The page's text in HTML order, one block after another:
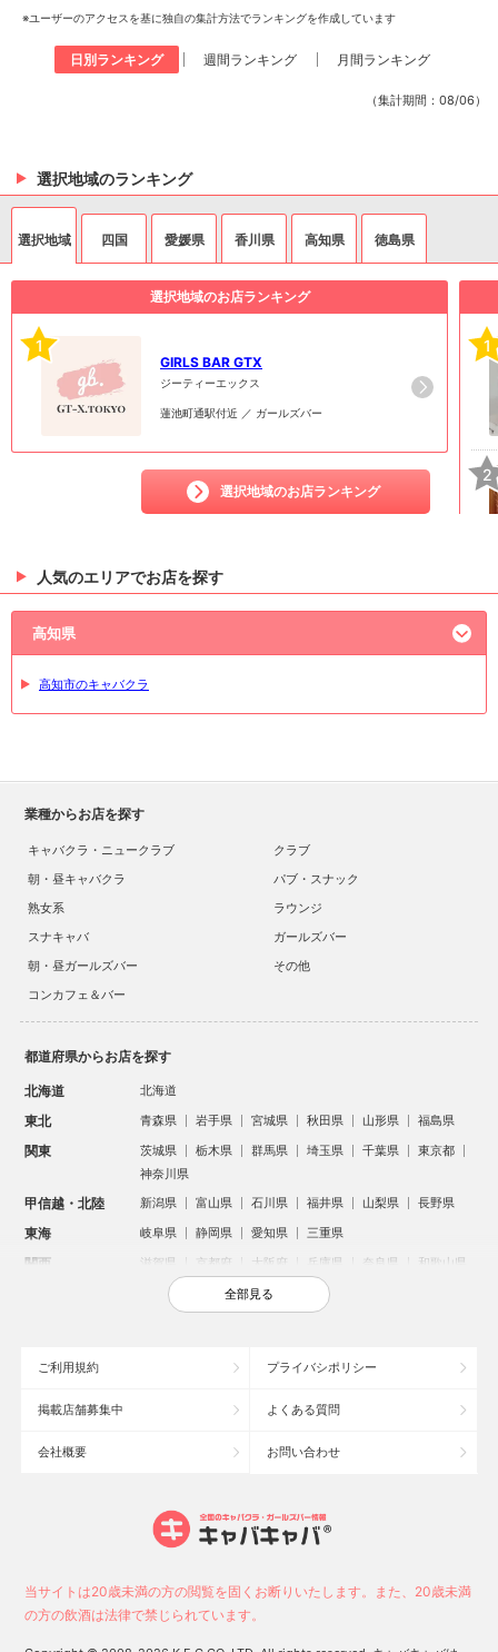
※ユーザーのアクセスを基に独自の集計方法でランキングを作成しています
日別ランキング 週間ランキング 月間ランキング
（集計期間：08/06）
選択地域のランキング
選択地域 四国 愛媛県 香川県 高知県 徳島県
選択地域のお店ランキング
1
GIRLS BAR GTX
ジーティーエックス
蓮池町通駅付近 ／ ガールズバー
選択地域のお店ランキング
1
2
人気のエリアでお店を探す
高知県
高知市のキャバクラ
業種からお店を探す
キャバクラ・ニュークラブ
クラブ
朝・昼キャバクラ
パブ・スナック
熟女系
ラウンジ
スナキャバ
ガールズバー
朝・昼ガールズバー
その他
コンカフェ＆バー
都道府県からお店を探す
北海道 北海道
東北 青森県 岩手県 宮城県 秋田県 山形県 福島県
関東 茨城県 栃木県 群馬県 埼玉県 千葉県
東京都
神奈川県
甲信越・北陸 新潟県 富山県 石川県 福井県 山梨県 長野県
東海 岐阜県 静岡県 愛知県 三重県
関西 滋賀県 京都府 大阪府 兵庫県 奈良県 和歌山県
鳥取県 島根県 岡山県 広島県
沖縄県
大宮のキャバクラ
六本木のキャバクラ
池袋駅（西口）のキャバクラ
新潟駅前のキャバクラ
全部見る
ご利用規約 プライバシポリシー
掲載店舗募集中 よくある質問
会社概要 お問い合わせ
当サイトは20歳未満の方の閲覧を固くお断りいたします。また、20歳未満
の方の飲酒は法律で禁じられています。